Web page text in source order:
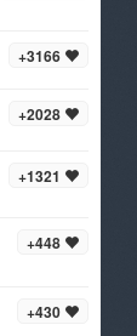
+3166
+2028
+1321
+448
+430